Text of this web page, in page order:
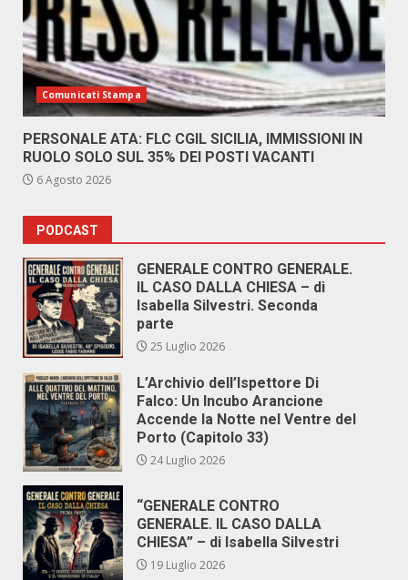
Comunicati Stampa
PERSONALE ATA: FLC CGIL SICILIA, IMMISSIONI IN
RUOLO SOLO SUL 35% DEI POSTI VACANTI
6 Agosto 2026
PODCAST
GENERALE CONTRO GENERALE.
IL CASO DALLA CHIESA – di
Isabella Silvestri. Seconda
parte
25 Luglio 2026
L’Archivio dell’Ispettore Di
Falco: Un Incubo Arancione
Accende la Notte nel Ventre del
Porto (Capitolo 33)
24 Luglio 2026
“GENERALE CONTRO
GENERALE. IL CASO DALLA
CHIESA” – di Isabella Silvestri
19 Luglio 2026